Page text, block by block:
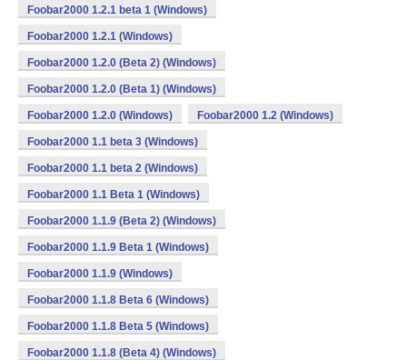
Foobar2000 1.2.1 beta 1 (Windows)
Foobar2000 1.2.1 (Windows)
Foobar2000 1.2.0 (Beta 2) (Windows)
Foobar2000 1.2.0 (Beta 1) (Windows)
Foobar2000 1.2.0 (Windows) Foobar2000 1.2 (Windows)
Foobar2000 1.1 beta 3 (Windows)
Foobar2000 1.1 beta 2 (Windows)
Foobar2000 1.1 Beta 1 (Windows)
Foobar2000 1.1.9 (Beta 2) (Windows)
Foobar2000 1.1.9 Beta 1 (Windows)
Foobar2000 1.1.9 (Windows)
Foobar2000 1.1.8 Beta 6 (Windows)
Foobar2000 1.1.8 Beta 5 (Windows)
Foobar2000 1.1.8 (Beta 4) (Windows)